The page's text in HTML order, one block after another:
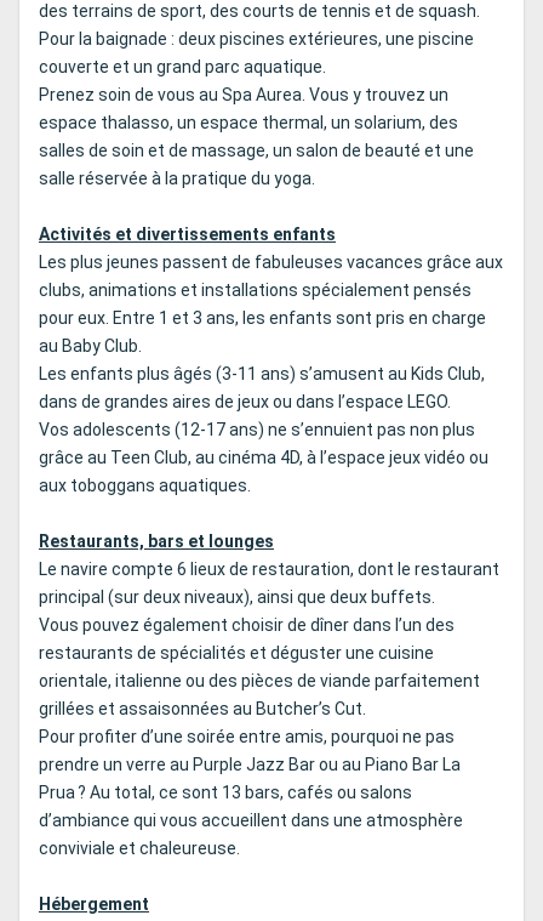
des terrains de sport, des courts de tennis et de squash.
Pour la baignade : deux piscines extérieures, une piscine
couverte et un grand parc aquatique.
Prenez soin de vous au Spa Aurea. Vous y trouvez un
espace thalasso, un espace thermal, un solarium, des
salles de soin et de massage, un salon de beauté et une
salle réservée à la pratique du yoga.
Activités et divertissements enfants
Les plus jeunes passent de fabuleuses vacances grâce aux
clubs, animations et installations spécialement pensés
pour eux. Entre 1 et 3 ans, les enfants sont pris en charge
au Baby Club.
Les enfants plus âgés (3-11 ans) s’amusent au Kids Club,
dans de grandes aires de jeux ou dans l’espace LEGO.
Vos adolescents (12-17 ans) ne s’ennuient pas non plus
grâce au Teen Club, au cinéma 4D, à l’espace jeux vidéo ou
aux toboggans aquatiques.
Restaurants, bars et lounges
Le navire compte 6 lieux de restauration, dont le restaurant
principal (sur deux niveaux), ainsi que deux buffets.
Vous pouvez également choisir de dîner dans l’un des
restaurants de spécialités et déguster une cuisine
orientale, italienne ou des pièces de viande parfaitement
grillées et assaisonnées au Butcher’s Cut.
Pour profiter d’une soirée entre amis, pourquoi ne pas
prendre un verre au Purple Jazz Bar ou au Piano Bar La
Prua ? Au total, ce sont 13 bars, cafés ou salons
d’ambiance qui vous accueillent dans une atmosphère
conviviale et chaleureuse.
Hébergement